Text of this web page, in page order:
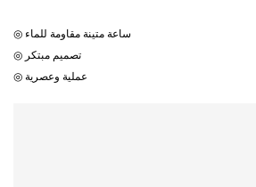
◎ تصميم مبتكر
◎ عملية وعصرية